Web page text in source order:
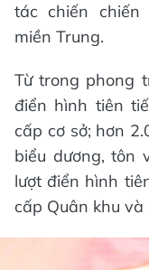
tác chiến chiến
miền Trung.
Từ trong phong
điển hình tiên
cấp cơ sở; hơn
biểu dương, tôn
lượt điển hình
cấp Quân khu và